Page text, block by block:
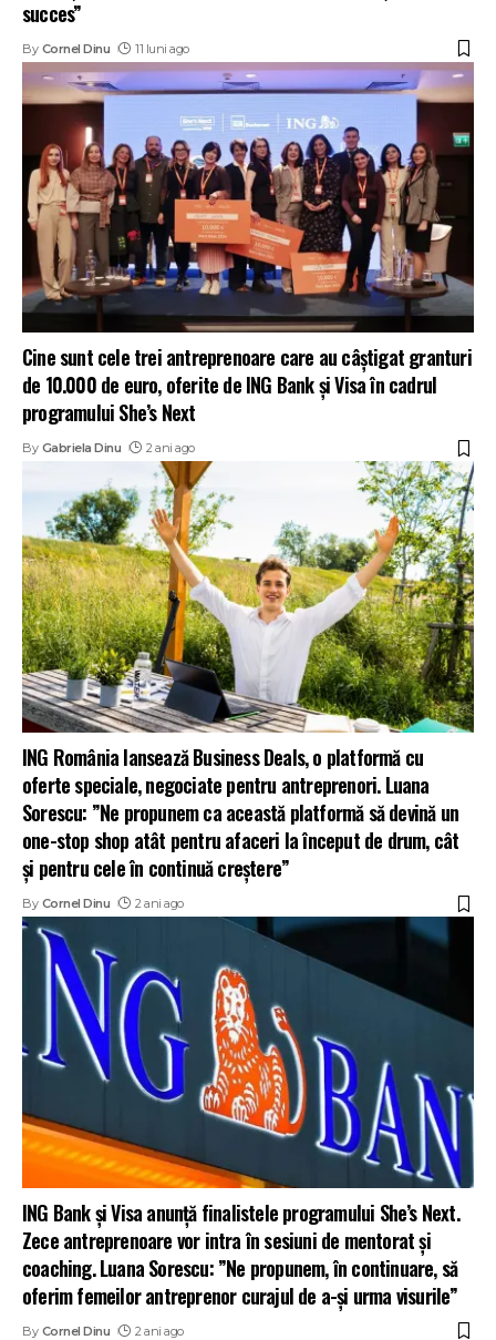
succes”
By Cornel Dinu 11 luni ago
Cine sunt cele trei antreprenoare care au câștigat granturi
de 10.000 de euro, oferite de ING Bank și Visa în cadrul
programului She’s Next
By Gabriela Dinu 2 ani ago
ING România lansează Business Deals, o platformă cu
oferte speciale, negociate pentru antreprenori. Luana
Sorescu: ”Ne propunem ca această platformă să devină un
one-stop shop atât pentru afaceri la început de drum, cât
și pentru cele în continuă creștere”
By Cornel Dinu 2 ani ago
ING Bank și Visa anunță finalistele programului She’s Next.
Zece antreprenoare vor intra în sesiuni de mentorat și
coaching. Luana Sorescu: ”Ne propunem, în continuare, să
oferim femeilor antreprenor curajul de a-și urma visurile”
By Cornel Dinu 2 ani ago